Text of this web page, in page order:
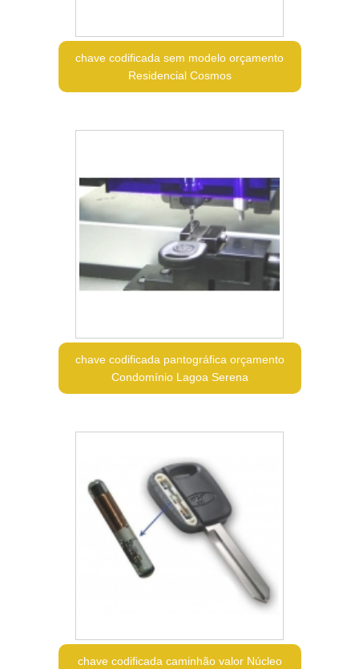
chave codificada sem modelo orçamento
Residencial Cosmos
chave codificada pantográfica orçamento
Condomínio Lagoa Serena
chave codificada caminhão valor Núcleo